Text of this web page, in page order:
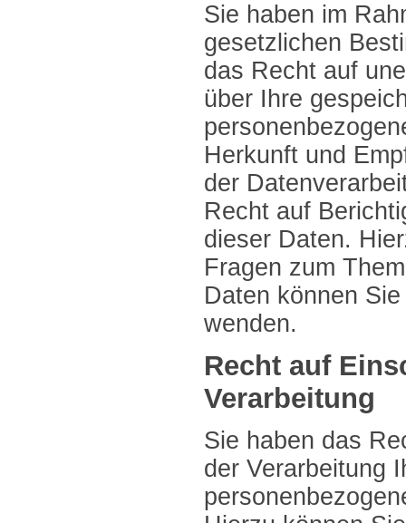
Sie haben im
gesetzlichen
das Recht auf
über Ihre
Herkunft und
der
Recht auf
dieser Daten.
Fragen zum
Daten können
wenden.
Recht auf
Verarbeitung
Sie haben das
der Verarbeitung